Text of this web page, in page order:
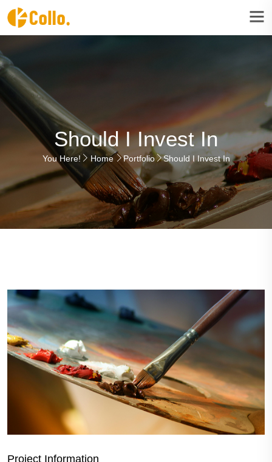
Should I Invest In
You Here! Home Portfolio Should I Invest In
Project Information